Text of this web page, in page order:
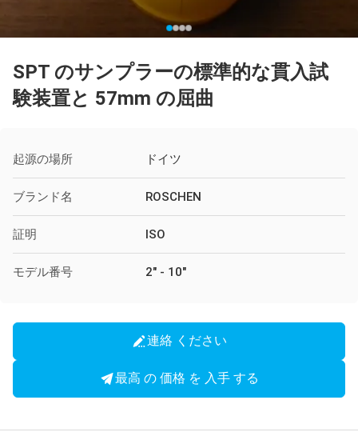
SPT のサンプラーの標準的な貫入試
験装置と 57mm の屈曲
起源の場所 ドイツ
ブランド名 ROSCHEN
証明 ISO
モデル番号 2" - 10"
連絡 ください
最高 の 価格 を 入手 する